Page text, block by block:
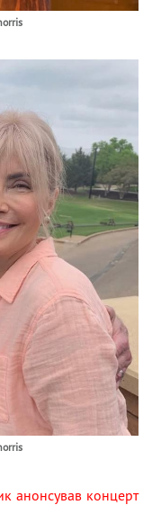
анонсував концерт